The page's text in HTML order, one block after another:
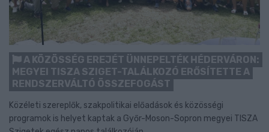
A KÖZÖSSÉG EREJÉT ÜNNEPELTÉK HÉDERVÁRON:
MEGYEI TISZA SZIGET-TALÁLKOZÓ ERŐSÍTETTE A
RENDSZERVÁLTÓ ÖSSZEFOGÁST
Közéleti szereplők, szakpolitikai előadások és közösségi
programok is helyet kaptak a Győr-Moson-Sopron megyei TISZA